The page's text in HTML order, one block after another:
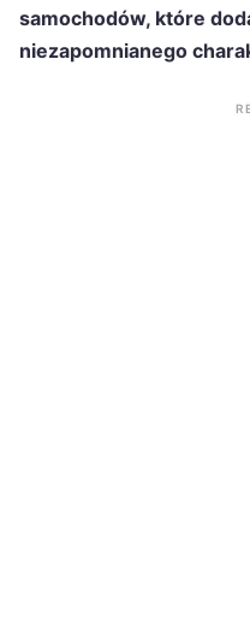
samochodów, które
niezapomnianego